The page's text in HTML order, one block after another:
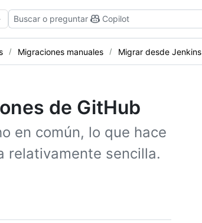
Buscar o preguntar Copilot
Migraciones manuales Migrar desde Jenkins
de GitHub
en común, lo que hace
relativamente sencilla.